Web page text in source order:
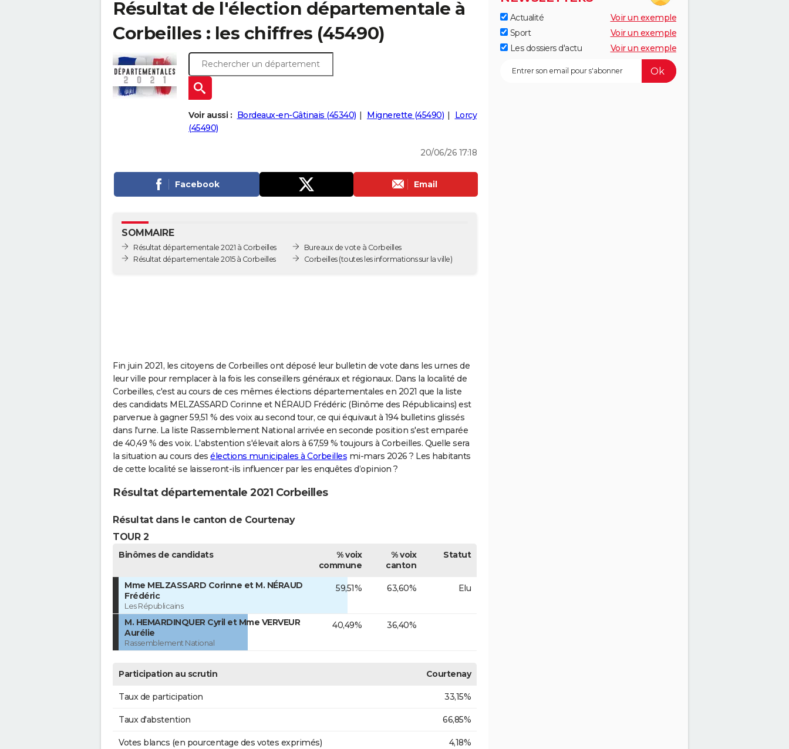
Résultat de l'élection départementale à
Corbeilles : les chiffres (45490)
Voir aussi : Bordeaux-en-Gâtinais (45340) Mignerette (45490)
Lorcy
(45490)
20/06/26 17:18
Facebook Email
SOMMAIRE
Résultat départementale 2021 à Corbeilles
Résultat départementale 2015 à Corbeilles
Bureaux de vote à Corbeilles
Corbeilles(toutes les informations sur la ville)
Fin juin 2021, les citoyens de Corbeilles ont déposé leur bulletin de vote dans les urnes de
leur ville pour remplacer à la fois les conseillers généraux et régionaux. Dans la localité de
Corbeilles, c'est au cours de ces mêmes élections départementales en 2021 que la liste
des candidats MELZASSARD Corinne et NÉRAUD Frédéric (Binôme des Républicains) est
parvenue à gagner 59,51 % des voix au second tour, ce qui équivaut à 194 bulletins glissés
dans l'urne. La liste Rassemblement National arrivée en seconde position s'est emparée
de 40,49 % des voix. L'abstention s'élevait alors à 67,59 % toujours à Corbeilles. Quelle sera
la situation au cours des élections municipales à Corbeilles mi-mars 2026 ? Les habitants
de cette localité se laisseront-ils influencer par les enquêtes d’opinion ?
Résultat départementale 2021 Corbeilles
Résultat dans le canton de Courtenay
TOUR 2
Binômes de candidats
% voix
commune
% voix
canton
Statut
Mme MELZASSARD Corinne et M. NÉRAUD
Frédéric
Les Républicains
59,51% 63,60% Elu
M. HEMARDINQUER Cyril et Mme VERVEUR
Aurélie
Rassemblement National
40,49% 36,40%
Participation au scrutin Courtenay
Taux de participation 33,15%
Taux d'abstention 66,85%
Votes blancs (en pourcentage des votes exprimés) 4,18%
Actualité
Voir un exemple
Sport
Voir un exemple
Les dossiers d'actu
Voir un exemple